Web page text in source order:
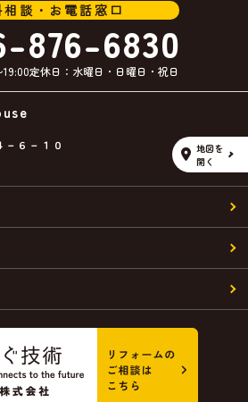
相談・お電話窓口
876-6830
定休日：水曜日・日曜日・祝日
６－１０
地図を
開く